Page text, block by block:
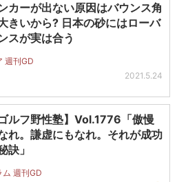
カーが出ない原因はバウンス角
きいから? 日本の砂にはローバ
スが実は合う
週刊GD
2021.5.24
ゴルフ野性塾】Vol.1776「傲慢
れ。謙虚にもなれ。それが成功
訣」
ム 週刊GD